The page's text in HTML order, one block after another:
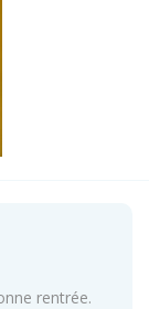
rentrée.